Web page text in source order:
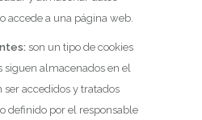
accede a una página web.
son un tipo de cookies
siguen almacenados en el
accedidos y tratados
definido por el responsable